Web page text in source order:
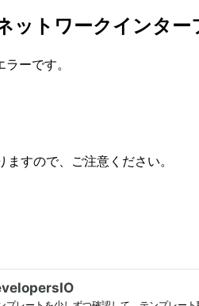
トワークインタ
ーです。
すので、ご注意ください。